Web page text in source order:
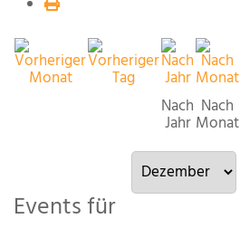
Nach
Jahr
Nach
Monat
Events für